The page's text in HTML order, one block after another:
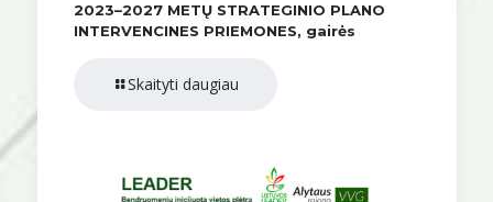
2023–2027 METŲ STRATEGINIO PLANO
INTERVENCINES PRIEMONES, gairės
Skaityti daugiau